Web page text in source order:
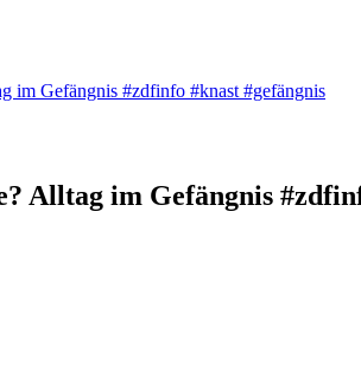
im Gefängnis #zdfinfo #knast #gefängnis
Alltag im Gefängnis